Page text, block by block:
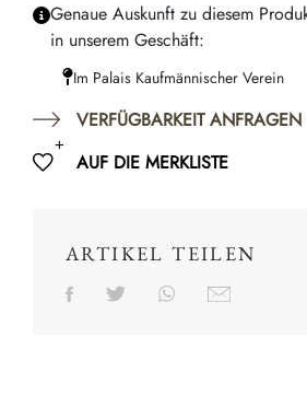
Genaue Auskunft zu diesem
in unserem Geschäft:
Im Palais Kaufmännischer Verein
VERFÜGBARKEIT ANFRAGEN
AUF DIE MERKLISTE
ARTIKEL TEILEN